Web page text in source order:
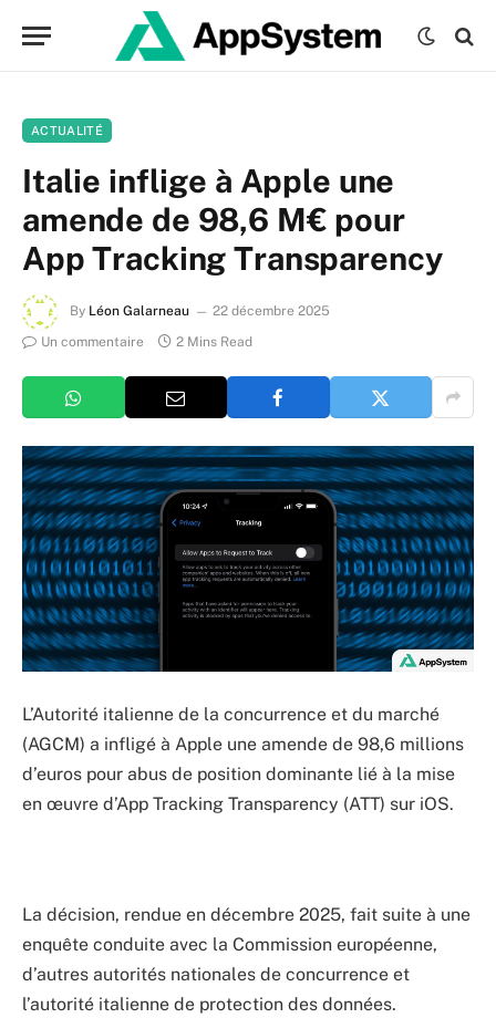
ACTUALITÉ
Italie inflige à Apple une
amende de 98,6 M€ pour
App Tracking Transparency
By Léon Galarneau
22 décembre 2025
Un commentaire
2 Mins Read
L’Autorité italienne de la concurrence et du marché
(AGCM) a infligé à Apple une amende de 98,6 millions
d’euros pour abus de position dominante lié à la mise
en œuvre d’App Tracking Transparency (ATT) sur iOS.
La décision, rendue en décembre 2025, fait suite à une
enquête conduite avec la Commission européenne,
d’autres autorités nationales de concurrence et
l’autorité italienne de protection des données.